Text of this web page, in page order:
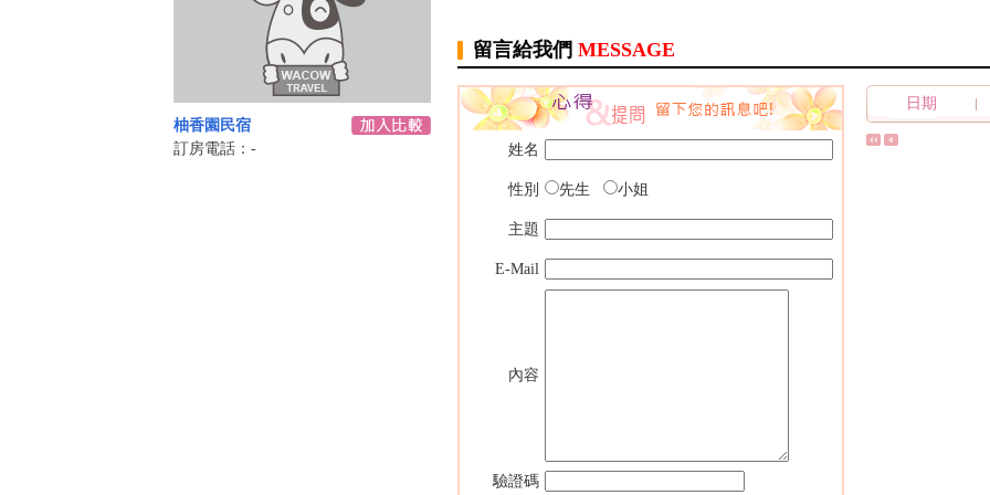
柚香園民宿
訂房電話：-
留言給我們 MESSAGE
姓名
性別 先生 小姐
主題
E-Mail
內容
驗證碼
日期